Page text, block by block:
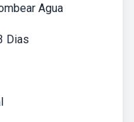
Agua
Dias